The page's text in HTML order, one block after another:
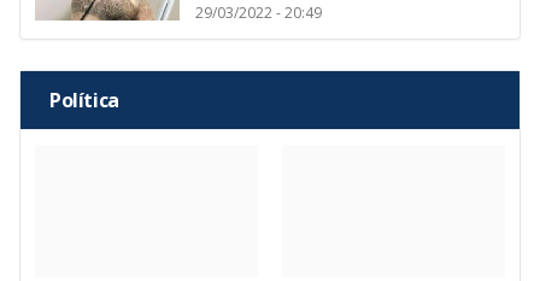
29/03/2022 - 20:49
Política